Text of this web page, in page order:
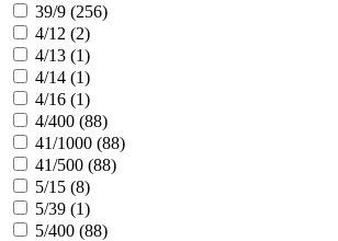
39/9 (256)
4/12 (2)
4/13 (1)
4/14 (1)
4/16 (1)
4/400 (88)
41/1000 (88)
41/500 (88)
5/15 (8)
5/39 (1)
5/400 (88)